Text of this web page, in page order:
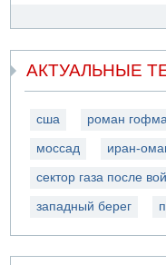
АКТУАЛЬНЫЕ
сша роман
моссад иран-
сектор газа после
западный берег